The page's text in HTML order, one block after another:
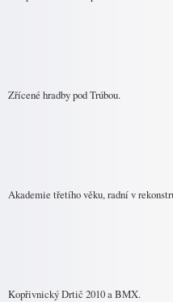
Zřícené hradby pod Trúbou.
Akademie třetího věku, radní v
Kopřivnický Drtič 2010 a BMX.